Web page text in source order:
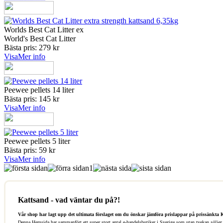
Worlds Best Cat Litter ex
World's Best Cat Litter
Bästa pris: 279 kr
VisaMer info
Peewee pellets 14 liter
Bästa pris: 145 kr
VisaMer info
Peewee pellets 5 liter
Bästa pris: 59 kr
VisaMer info
1
Kattsand - vad väntar du på?!
Vår shop har lagt upp det ultimata förslaget om du önskar jämföra prislappar på prissänkta